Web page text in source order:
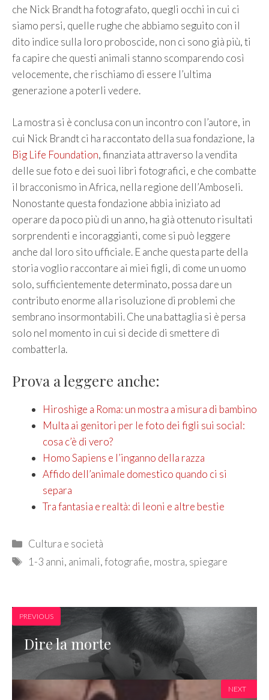
che Nick Brandt ha fotografato, quegli occhi in cui ci
siamo persi, quelle rughe che abbiamo seguito con il
dito indice sulla loro proboscide, non ci sono già più, ti
fa capire che questi animali stanno scomparendo così
velocemente, che rischiamo di essere l’ultima
generazione a poterli vedere.
La mostra si è conclusa con un incontro con l’autore, in
cui Nick Brandt ci ha raccontato della sua fondazione, la
Big Life Foundation, finanziata attraverso la vendita
delle sue foto e dei suoi libri fotografici, e che combatte
il bracconismo in Africa, nella regione dell’Amboseli.
Nonostante questa fondazione abbia iniziato ad
operare da poco più di un anno, ha già ottenuto risultati
sorprendenti e incoraggianti, come si può leggere
anche dal loro sito ufficiale. E anche questa parte della
storia voglio raccontare ai miei figli, di come un uomo
solo, sufficientemente determinato, possa dare un
contributo enorme alla risoluzione di problemi che
sembrano insormontabili. Che una battaglia si è persa
solo nel momento in cui si decide di smettere di
combatterla.
Prova a leggere anche:
Hiroshige a Roma: un mostra a misura di bambino
Multa ai genitori per le foto dei figli sui social:
cosa c’è di vero?
Homo Sapiens e l’inganno della razza
Affido dell’animale domestico quando ci si
separa
Tra fantasia e realtà: di leoni e altre bestie
Categories
Cultura e società
Tags
1-3 anni, animali,fotografie, mostra, spiegare
PREVIOUS
Dire la morte
NEXT